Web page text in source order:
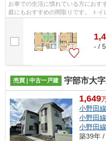
お車での生活に慣れている方におす
庭にもおすすめの間取りです。 ト
- /
売買 | 中古一戸建 宇部市大
1,649
小野田線
小野田線
小野田線
築39年 /